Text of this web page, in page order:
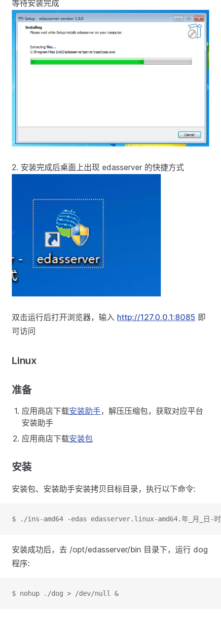
等待安装完成
2. 安装完成后桌面上出现 edasserver 的快捷方式
双击运行后打开浏览器，输入 http://127.0.0.1:8085 即
可访问
Linux
准备
应用商店下载安装助手，解压压缩包，获取对应平台
安装助手
应用商店下载安装包
安装
安装包、安装助手安装拷贝目标目录，执行以下命令:
$ ./ins-amd64 -edas edasserver.linux-amd64.年_月_日
安装成功后，去 /opt/edasserver/bin 目录下，运行 dog
程序:
$ nohup ./dog > /dev/null &